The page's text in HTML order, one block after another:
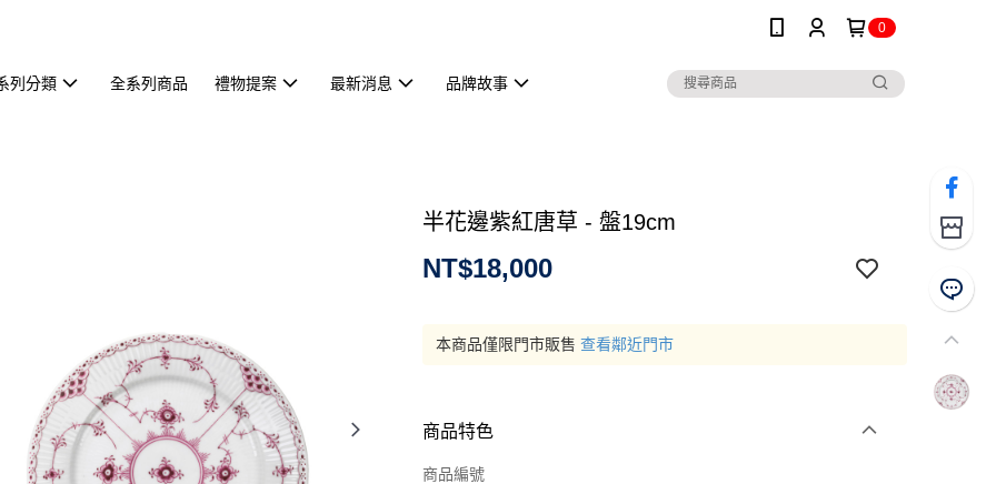
0
列分類 全系列商品 禮物提案 最新消息 品牌故事
半花邊紫紅唐草 - 盤19cm
NT$18,000
本商品僅限門市販售 查看鄰近門市
商品特色
商品編號